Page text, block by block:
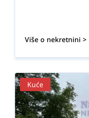
Više o nekretnini >
Kuće